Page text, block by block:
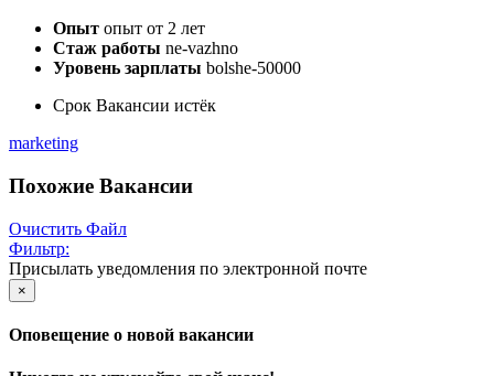
Опыт опыт от 2 лет
Стаж работы ne-vazhno
Уровень зарплаты bolshe-50000
Срок Вакансии истёк
marketing
Похожие Вакансии
Очистить Файл
Фильтр:
Присылать уведомления по электронной почте
×
Оповещение о новой вакансии